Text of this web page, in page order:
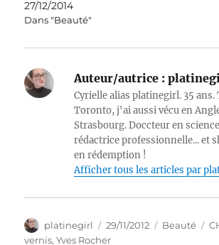
27/12/2014
Dans "Beauté"
Auteur/autrice :
Cyrielle alias platinegirl. 35 ans.
Toronto, j'ai aussi vécu en
Strasbourg. Doccteur en
rédactrice professionnelle... et
en rédemption !
Afficher tous les articles par
Auteur
platinegirl
Publié
le
29/11/2012 Catégories
Beauté
vernis,Yves Rocher